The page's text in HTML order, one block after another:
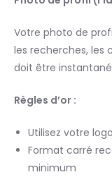
Votre photo de
les recherches, les
doit être
Règles d’or :
Utilisez votre
Format carré
minimum